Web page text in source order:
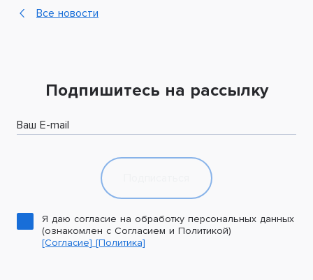
Все новости
Подпишитесь на рассылку
Ваш E-mail
Я даю согласие на обработку персональных данных
(ознакомлен с Согласием и Политикой)
[Согласие] [Политика]